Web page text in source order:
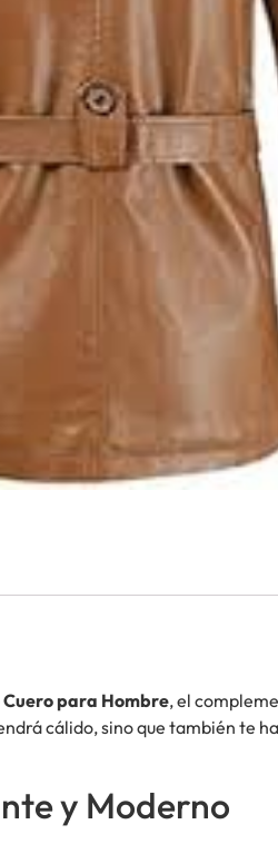
para Hombre, el
cálido, sino que también te
y Moderno